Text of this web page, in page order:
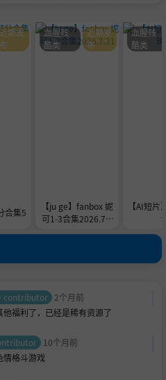
合集5
期发
布
【ju ge】fanbox 妮
可1-3合集2026.7.2
血腥残
酷类
近期发
布
【AI短片
血腥残
酷类
contributor 2个月前
福利了，已经是稀有资源了
10个月前
情格斗游戏